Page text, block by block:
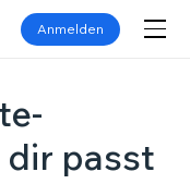
Anmelden
dir passt